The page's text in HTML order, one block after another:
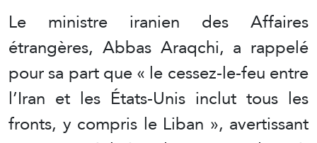
Le ministre iranien des Affaires
étrangères, Abbas Araqchi, a rappelé
pour sa part que « le cessez-le-feu entre
l’Iran et les États-Unis inclut tous les
fronts, y compris le Liban », avertissant